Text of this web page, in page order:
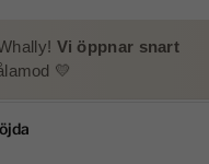
Vi öppnar snart
💛